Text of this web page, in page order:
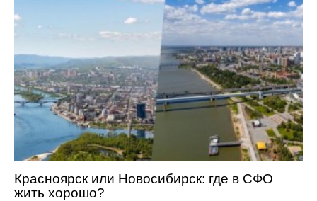
Красноярск или Новосибирск: где в СФО
жить хорошо?